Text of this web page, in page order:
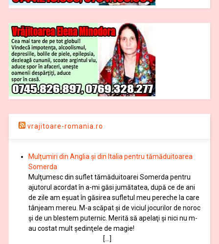
vrajitoare-romania.ro
Mulțumiri din Anglia și din Italia pentru tămăduitoarea
Somerda
Mulţumesc din suflet tămăduitoarei Somerda pentru
ajutorul acordat în a-mi găsi jumătatea, după ce de ani
de zile am eşuat în găsirea sufletul meu pereche la care
tânjeam mereu. M-a scăpat şi de viciul jocurilor de noroc
şi de un blestem puternic. Merită să apelaţi şi nici nu m-
au costat mult şedinţele de magie!
[…]